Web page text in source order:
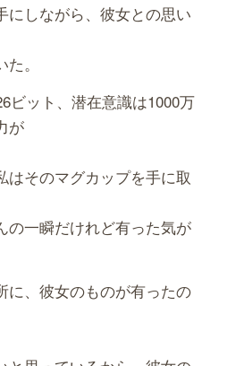
にしながら、彼女との思い
。
ビット、潜在意識は1000万
が
はそのマグカップを手に取
の一瞬だけれど有った気が
に、彼女のものが有ったの